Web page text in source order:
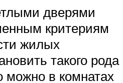
дверями
критериям
жилых
такого рода
можно в комнатах